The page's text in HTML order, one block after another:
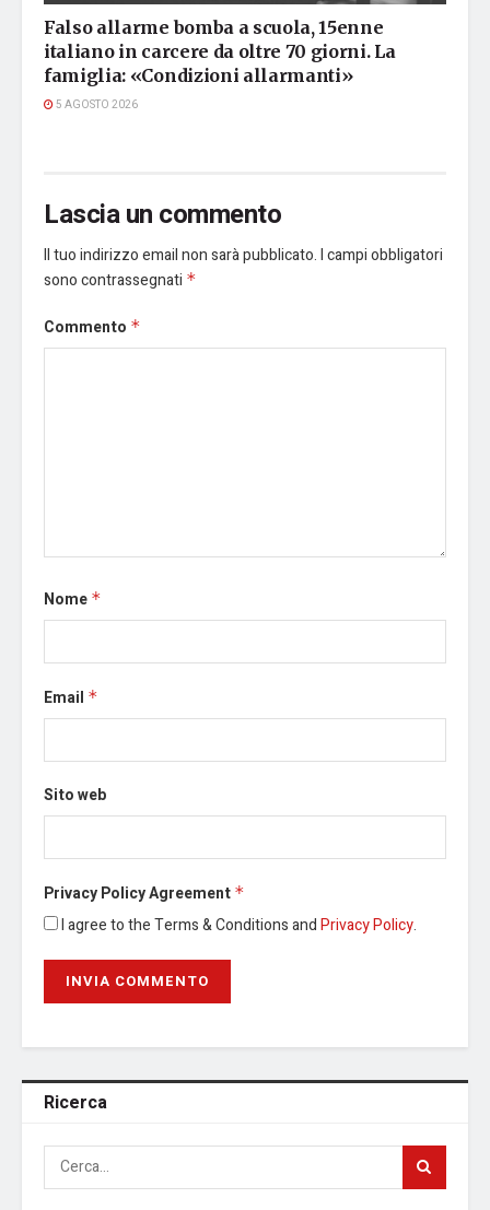
Falso allarme bomba a scuola, 15enne
italiano in carcere da oltre 70 giorni. La
famiglia: «Condizioni allarmanti»
5 AGOSTO 2026
Lascia un commento
Il tuo indirizzo email non sarà pubblicato.I campi obbligatori
sono contrassegnati *
Commento *
Nome *
Email *
Sito web
Privacy Policy Agreement *
I agree to the Terms & Conditions andPrivacy Policy.
Ricerca